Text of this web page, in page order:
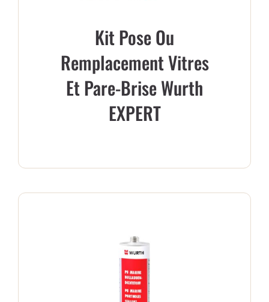
Kit Pose Ou
Remplacement Vitres
Et Pare-Brise Wurth
EXPERT